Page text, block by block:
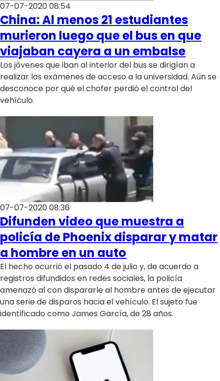
07-07-2020 08:54
China: Al menos 21 estudiantes
murieron luego que el bus en que
viajaban cayera a un embalse
Los jóvenes que iban al interior del bus se dirigían a
realizar los exámenes de acceso a la universidad. Aún se
desconoce por qué el chofer perdió el control del
vehículo.
07-07-2020 08:36
Difunden video que muestra a
policía de Phoenix disparar y matar
a hombre en un auto
El hecho ocurrió el pasado 4 de julio y, de acuerdo a
registros difundidos en redes sociales, la policía
amenazó al con dispararle al hombre antes de ejecutar
una serie de disparos hacia el vehículo. El sujeto fue
identificado como James García, de 28 años.
Programas
Club De La Comedia
Contigo en Directo
Plan Perfecto
El Tiempo
Sabingo
Todos Los Programas